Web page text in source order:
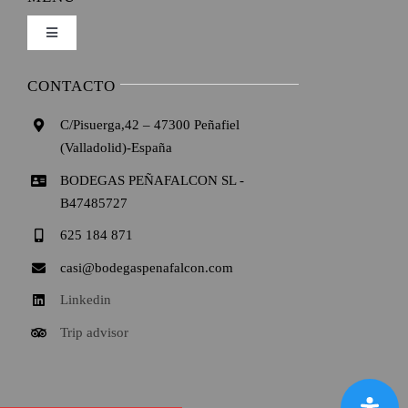
Formas de pago
Política de privacidad
Condiciones de uso
Toggle
Navigation
Inicio
Vinos
CONTACTO
C/Pisuerga,42 – 47300 Peñafiel
(Valladolid)-España
BODEGAS PEÑAFALCON SL -
B47485727
625 184 871
casi@bodegaspenafalcon.com
Linkedin
Trip advisor